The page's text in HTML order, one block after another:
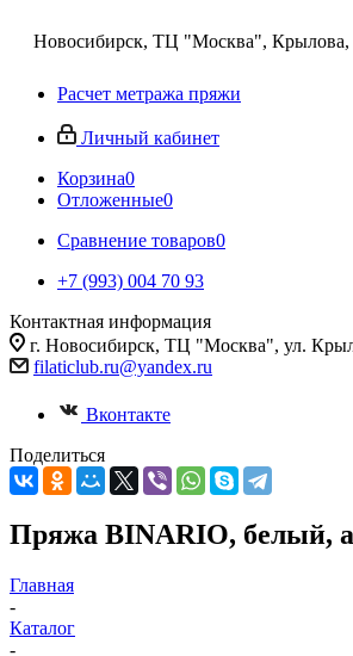
Новосибирск, ТЦ "Москва", Крылова,
Расчет метража пряжи
Личный кабинет
Корзина0
Отложенные0
Сравнение товаров0
+7 (993) 004 70 93
Контактная информация
г. Новосибирск, ТЦ "Москва", ул.
filaticlub.ru@yandex.ru
Вконтакте
Поделиться
Пряжа BINARIO, белый,
Главная
-
Каталог
-